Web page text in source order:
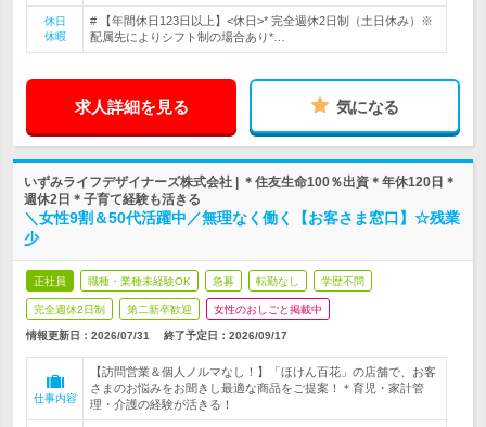
休日
休暇
# 【年間休日123日以上】<休日>* 完全週休2日制（土日休み）※
配属先によりシフト制の場合あり*…
求人詳細を見る 気になる
いずみライフデザイナーズ株式会社 | ＊住友生命100％出資＊年休120日＊
週休2日＊子育て経験も活きる
＼女性9割＆50代活躍中／無理なく働く【お客さま窓口】☆残業
少
正社員 職種・業種未経験OK 急募 転勤なし 学歴不問
完全週休2日制 第二新卒歓迎 女性のおしごと掲載中
情報更新日：2026/07/31 終了予定日： 2026/09/17
仕事内容
【訪問営業＆個人ノルマなし！】「ほけん百花」の店舗で、お客
さまのお悩みをお聞きし最適な商品をご提案！＊育児・家計管
理・介護の経験が活きる！